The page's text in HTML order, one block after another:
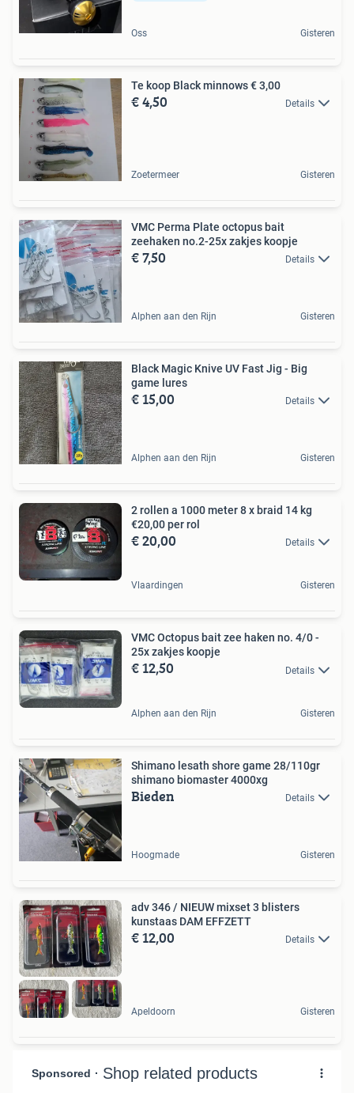
Oss Gisteren
Te koop Black minnows € 3,00
€ 4,50 Details
Zoetermeer Gisteren
VMC Perma Plate octopus bait
zeehaken no.2-25x zakjes koopje
€ 7,50 Details
Alphen aan den Rijn Gisteren
Black Magic Knive UV Fast Jig - Big
game lures
€ 15,00 Details
Alphen aan den Rijn Gisteren
2 rollen a 1000 meter 8 x braid 14 kg
€20,00 per rol
€ 20,00 Details
Vlaardingen Gisteren
VMC Octopus bait zee haken no. 4/0 -
25x zakjes koopje
€ 12,50 Details
Alphen aan den Rijn Gisteren
Shimano lesath shore game 28/110gr
shimano biomaster 4000xg
Bieden Details
Hoogmade Gisteren
adv 346 / NIEUW mixset 3 blisters
kunstaas DAM EFFZETT
€ 12,00 Details
Apeldoorn Gisteren